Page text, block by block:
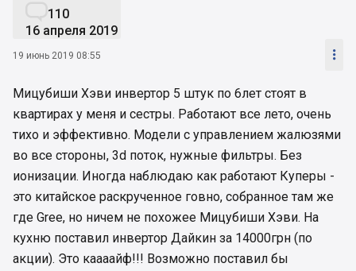
110
16 апреля 2019
19 июнь 2019 08:55 
Мицубиши Хэви инвертор 5 штук по 6лет стоят в
квартирах у меня и сестры. Работают все лето, очень
тихо и эффективно. Модели с управлением жалюзями
во все стороны, 3d поток, нужные фильтры. Без
ионизации. Иногда наблюдаю как работают Куперы -
это китайское раскрученное говно, собранное там же
где Gree, но ничем не похожее Мицубиши Хэви. На
кухню поставил инвертор Дайкин за 14000грн (по
акции). Это каааайф!!! Возможно поставил бы